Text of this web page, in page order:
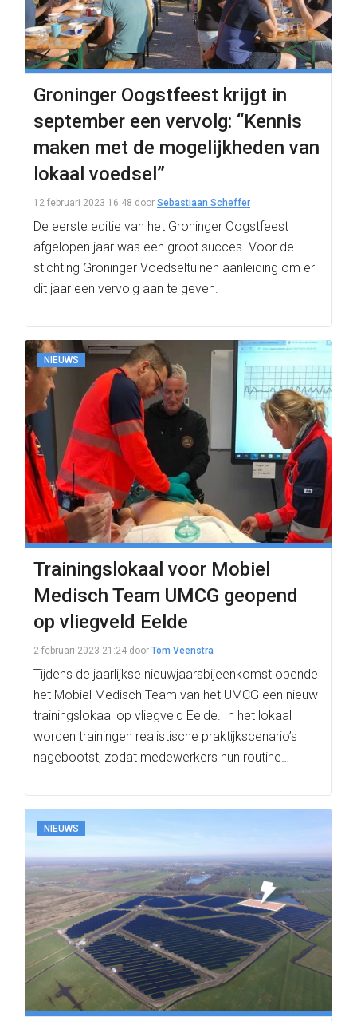
Groninger Oogstfeest krijgt in
september een vervolg: “Kennis
maken met de mogelijkheden van
lokaal voedsel”
12 februari 2023 16:48 door Sebastiaan Scheffer
De eerste editie van het Groninger Oogstfeest
afgelopen jaar was een groot succes. Voor de
stichting Groninger Voedseltuinen aanleiding om er
dit jaar een vervolg aan te geven.
NIEUWS
Trainingslokaal voor Mobiel
Medisch Team UMCG geopend
op vliegveld Eelde
2 februari 2023 21:24 door Tom Veenstra
Tijdens de jaarlijkse nieuwjaarsbijeenkomst opende
het Mobiel Medisch Team van het UMCG een nieuw
trainingslokaal op vliegveld Eelde. In het lokaal
worden trainingen realistische praktijkscenario’s
nagebootst, zodat medewerkers hun routine…
NIEUWS